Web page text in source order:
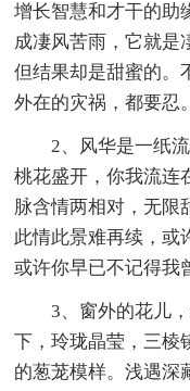
增长智慧和才干的助
成凄风苦雨，它就是
但结果却是甜蜜的。
外在的灾祸，都要忍。
2、风华是一纸
桃花盛开，你我流连
脉含情两相对，无限
此情此景难再续，或
或许你早已不记得我
3、窗外的花儿
下，玲珑晶莹，三棱
的葱茏模样。浅遇深